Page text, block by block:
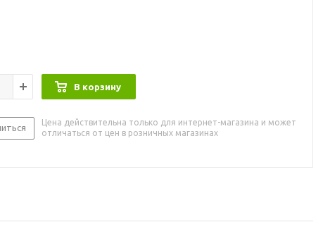
В корзину
Цена действительна только для интернет-магазина и может
отличаться от цен в розничных магазинах